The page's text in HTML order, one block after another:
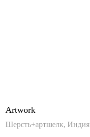
Artwork
Шерсть+артшелк, Индия